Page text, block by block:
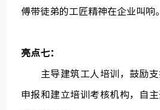
傅带徒弟的工匠精神在企业叫响。
亮点七：
主导建筑工人培训，鼓励支
申报和建立培训考核机构，自